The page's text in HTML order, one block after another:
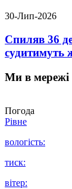
30-Лип-2026
Спиляв 36
судитимуть
Ми в мережі
Погода
Рівне
вологість:
тиск:
вітер: